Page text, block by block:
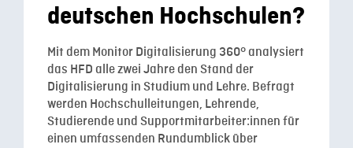
deutschen Hochschulen?
Mit dem Monitor Digitalisierung 360° analysiert
das HFD alle zwei Jahre den Stand der
Digitalisierung in Studium und Lehre. Befragt
werden Hochschulleitungen, Lehrende,
Studierende und Supportmitarbeiter:innen für
einen umfassenden Rundumblick über